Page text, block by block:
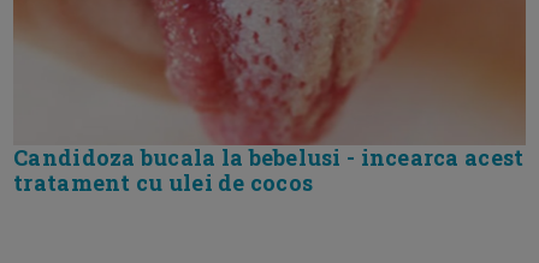
Candidoza bucala la bebelusi - incearca acest
tratament cu ulei de cocos